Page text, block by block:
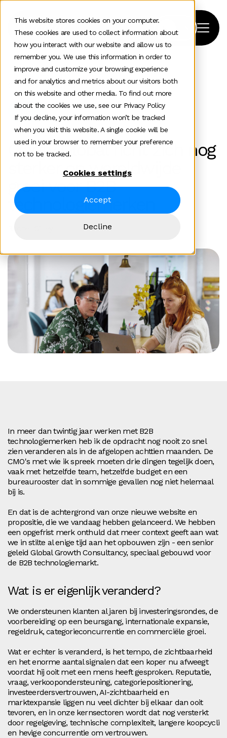
This website stores cookies on your computer.
These cookies are used to collect information about
how you interact with our website and allow us to
remember you. We use this information in order to
improve and customize your browsing experience
and for analytics and metrics about our visitors both
on this website and other media. To find out more
about the cookies we use, see our Privacy Policy
If you decline, your information won’t be tracked
when you visit this website. A single cookie will be
used in your browser to remember your preference
not to be tracked.
Cookies settings
Accept
Decline
Home News and insights
Clarity Global Growth Consultancy
Clarity Global richt zich nog
sterker op wereldwijde
groei voor B2B-
technologiemerken
In meer dan twintig jaar werken met B2B
technologiemerken heb ik de opdracht nog nooit zo snel
zien veranderen als in de afgelopen achttien maanden. De
CMO's met wie ik spreek moeten drie dingen tegelijk doen,
vaak met hetzelfde team, hetzelfde budget en een
bureaurooster dat in sommige gevallen nog niet helemaal
bij is.
En dat is de achtergrond van onze nieuwe website en
propositie, die we vandaag hebben gelanceerd. We hebben
een opgefrist merk onthuld dat meer context geeft aan wat
we in stilte al enige tijd aan het opbouwen zijn - een senior
geleid Global Growth Consultancy, speciaal gebouwd voor
de B2B technologiemarkt.
Wat is er eigenlijk veranderd?
We ondersteunen klanten al jaren bij investeringsrondes, de
voorbereiding op een beursgang, internationale expansie,
regeldruk, categorieconcurrentie en commerciële groei.
Wat er echter is veranderd, is het tempo, de zichtbaarheid
en het enorme aantal signalen dat een koper nu afweegt
voordat hij ooit met een mens heeft gesproken. Reputatie,
vraag, verkoopondersteuning, categoriepositionering,
investeerdersvertrouwen, AI-zichtbaarheid en
marktexpansie liggen nu veel dichter bij elkaar dan ooit
tevoren, en in onze kernsectoren wordt dat nog versterkt
door regelgeving, technische complexiteit, langere koopcycli
en hevige concurrentie om vertrouwen.